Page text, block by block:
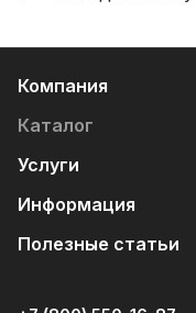
Компания
Каталог
Услуги
Информация
Полезные статьи